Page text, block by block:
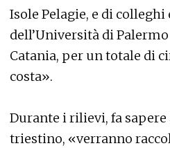
Isole Pelagie, e di colleghi
dell’Università di
Catania, per un totale di
costa».
Durante i rilievi, fa sapere
triestino, «verranno